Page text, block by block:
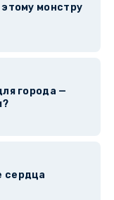
монстру
города —
сердца